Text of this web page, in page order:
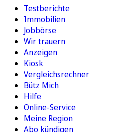
Testberichte
Immobilien
Jobbörse
Wir trauern
Anzeigen
Kiosk
Vergleichsrechner
Bütz Mich
Hilfe
Online-Service
Meine Region
Abo kündigen